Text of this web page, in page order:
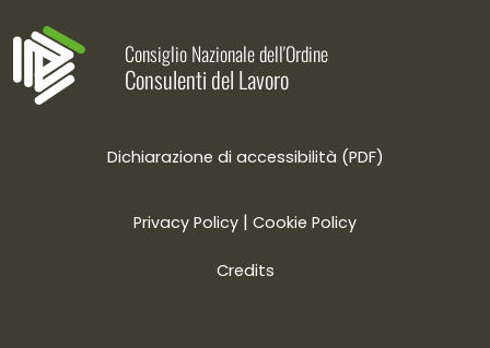
Consiglio Nazionale dell'Ordine
Consulenti del Lavoro
Dichiarazione di accessibilità (PDF)
Privacy Policy | Cookie Policy
Credits